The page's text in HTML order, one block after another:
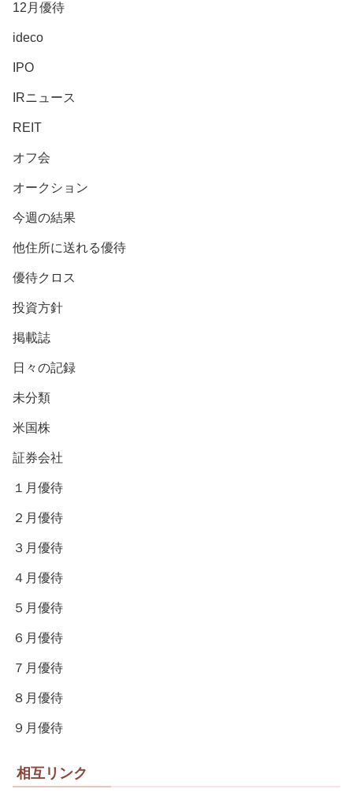
12月優待
ideco
IPO
IRニュース
REIT
オフ会
オークション
今週の結果
他住所に送れる優待
優待クロス
投資方針
掲載誌
日々の記録
未分類
米国株
証券会社
１月優待
２月優待
３月優待
４月優待
５月優待
６月優待
７月優待
８月優待
９月優待
相互リンク